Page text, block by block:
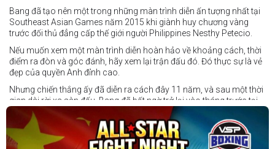
Bang đã tạo nên một trong những màn trình diễn ấn tượng nhất tại
Southeast Asian Games năm 2015 khi giành huy chương vàng
trước đối thủ đẳng cấp thế giới người Philippines Nesthy Petecio.
Nếu muốn xem một màn trình diễn hoàn hảo về khoảng cách, thời
điểm ra đòn và góc đánh, hãy xem lại trận đấu đó. Đó thực sự là vẻ
đẹp của quyền Anh đỉnh cao.
Nhưng chiến thắng ấy đã diễn ra cách đây 11 năm, và sau một thời
gian dài rời xa sàn đấu, Bang đã bất ngờ trở lại vào tháng trước tại
Trigger Promotion 7.
Ở tuổi 33, Lê Thị Bằng quyết định chuyển sang thi đấu chuyên
nghiệp — và cô ngay lập tức tạo dấu ấn mạnh mẽ. Đối đầu với một